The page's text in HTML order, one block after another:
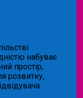
набуває
простір,
розвитку,